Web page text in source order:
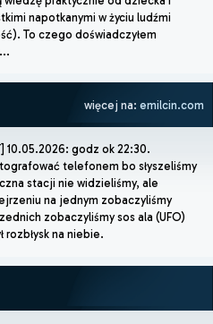
napotkanymi w życiu ludźmi
To czego doświadczyłem
więcej na: emilcin.com
10.05.2026: godz ok 22:30.
telefonem bo słyszeliśmy
stacji nie widzieliśmy, ale
na jednym zobaczyliśmy
zobaczyliśmy sos ala (UFO)
na niebie.